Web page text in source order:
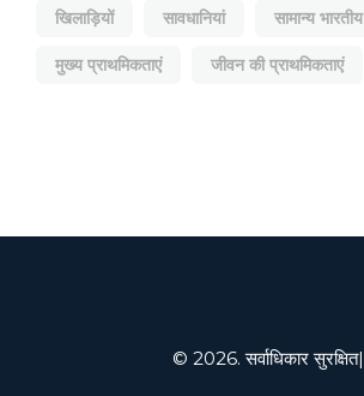
खिलाड़ियों सावधानियां सामान्य भारतीय
मुख्य प्राथमिकताएं जीवन की प्राथमिकताएं
© 2026. सर्वाधिकार सुरक्षित|